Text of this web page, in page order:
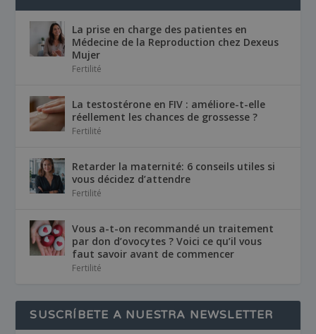
La prise en charge des patientes en
Médecine de la Reproduction chez Dexeus
Mujer
Fertilité
La testostérone en FIV : améliore-t-elle
réellement les chances de grossesse ?
Fertilité
Retarder la maternité: 6 conseils utiles si
vous décidez d’attendre
Fertilité
Vous a-t-on recommandé un traitement
par don d’ovocytes ? Voici ce qu’il vous
faut savoir avant de commencer
Fertilité
SUSCRÍBETE A NUESTRA NEWSLETTER